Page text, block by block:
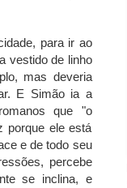
para ir ao
vestido de linho
mas deveria
E Simão ia a
que "o
porque ele está
e de todo seu
percebe
se inclina, e